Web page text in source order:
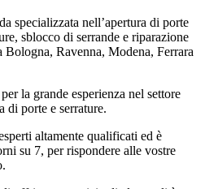
specializzata nell’apertura di porte
sblocco di serrande e riparazione
Bologna, Ravenna, Modena, Ferrara
la grande esperienza nel settore
di porte e serrature.
altamente qualificati ed è
su 7, per rispondere alle vostre